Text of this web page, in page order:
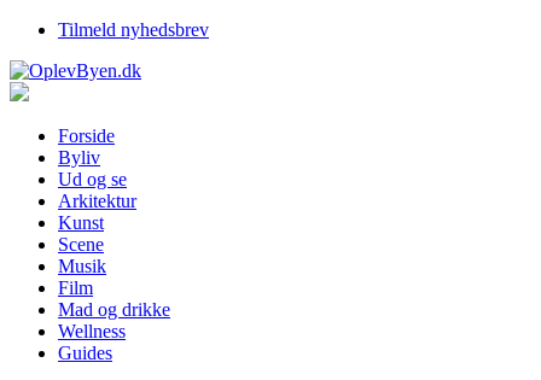
Tilmeld nyhedsbrev
Forside
Byliv
Ud og se
Arkitektur
Kunst
Scene
Musik
Film
Mad og drikke
Wellness
Guides